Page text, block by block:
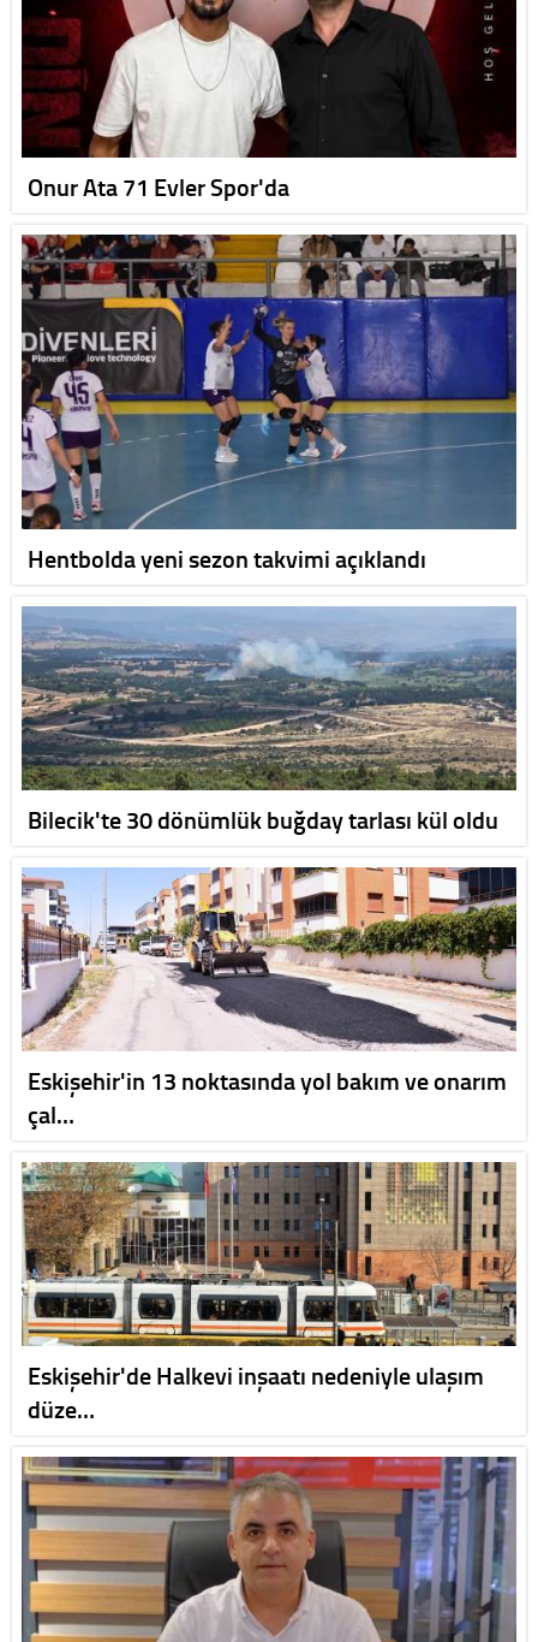
Onur Ata 71 Evler Spor'da
Hentbolda yeni sezon takvimi açıklandı
Bilecik'te 30 dönümlük buğday tarlası kül oldu
Eskişehir'in 13 noktasında yol bakım ve onarım
çal…
Eskişehir'de Halkevi inşaatı nedeniyle ulaşım
düze…